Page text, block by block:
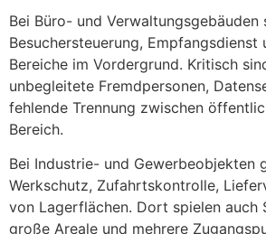
Bei Büro- und Verwaltungsgebäuden
Besuchersteuerung,
Bereiche im Vordergrund. Kritisch
unbegleitete Fremdpersonen,
fehlende Trennung zwischen
Bereich.
Bei Industrie- und Gewerbeobjekten
Werkschutz, Zufahrtskontrolle,
von Lagerflächen. Dort spielen auch
große Areale und mehrere